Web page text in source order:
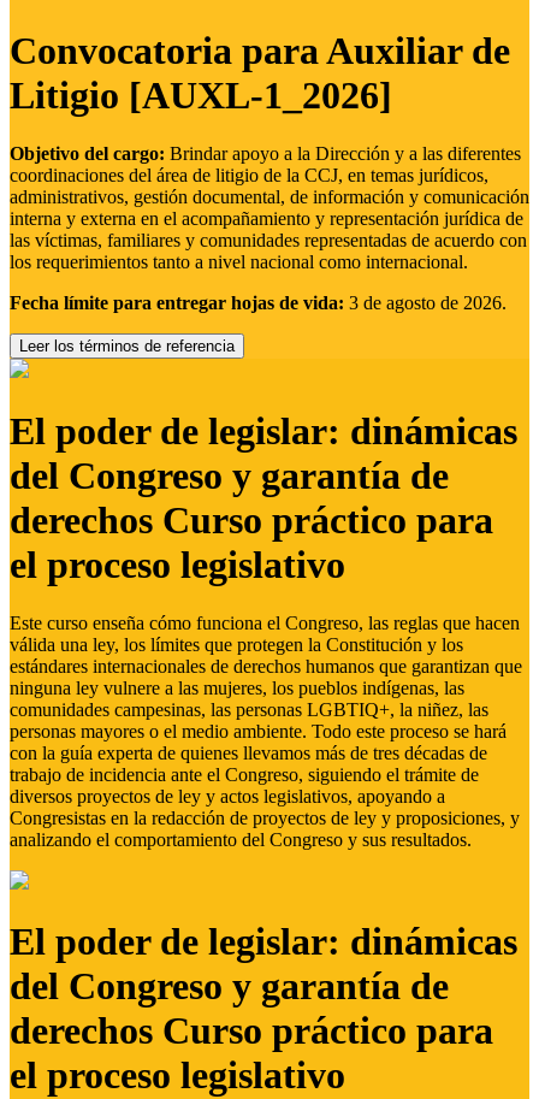
Convocatoria para Auxiliar de
Litigio [AUXL-1_2026]
Objetivo del cargo: Brindar apoyo a la Dirección y a las diferentes
coordinaciones del área de litigio de la CCJ, en temas jurídicos,
administrativos, gestión documental, de información y comunicación
interna y externa en el acompañamiento y representación jurídica de
las víctimas, familiares y comunidades representadas de acuerdo con
los requerimientos tanto a nivel nacional como internacional.
Fecha límite para entregar hojas de vida: 3 de agosto de 2026.
Leer los términos de referencia
El poder de legislar: dinámicas
del Congreso y garantía de
derechos Curso práctico para
el proceso legislativo
Este curso enseña cómo funciona el Congreso, las reglas que hacen
válida una ley, los límites que protegen la Constitución y los
estándares internacionales de derechos humanos que garantizan que
ninguna ley vulnere a las mujeres, los pueblos indígenas, las
comunidades campesinas, las personas LGBTIQ+, la niñez, las
personas mayores o el medio ambiente. Todo este proceso se hará
con la guía experta de quienes llevamos más de tres décadas de
trabajo de incidencia ante el Congreso, siguiendo el trámite de
diversos proyectos de ley y actos legislativos, apoyando a
Congresistas en la redacción de proyectos de ley y proposiciones, y
analizando el comportamiento del Congreso y sus resultados.
El poder de legislar: dinámicas
del Congreso y garantía de
derechos Curso práctico para
el proceso legislativo